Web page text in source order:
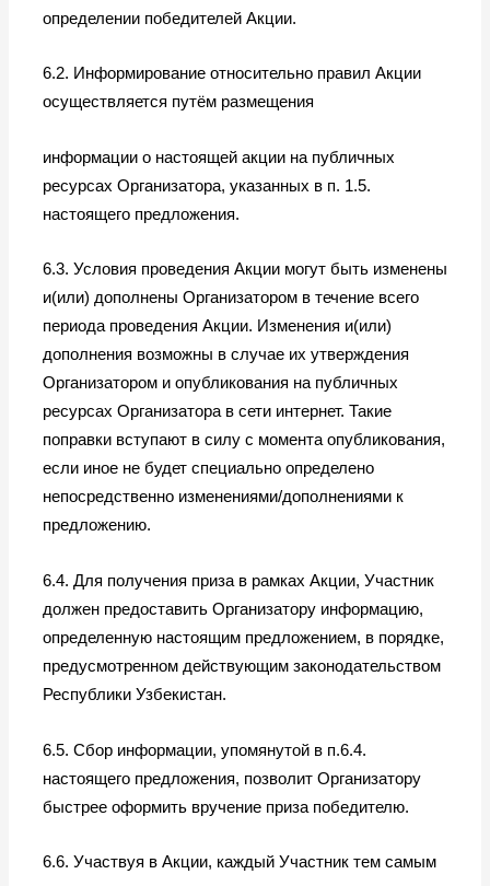
определении победителей Акции.
6.2. Информирование относительно правил Акции
осуществляется путём размещения
информации о настоящей акции на публичных
ресурсах Организатора, указанных в п. 1.5.
настоящего предложения.
6.3. Условия проведения Акции могут быть изменены
и(или) дополнены Организатором в течение всего
периода проведения Акции. Изменения и(или)
дополнения возможны в случае их утверждения
Организатором и опубликования на публичных
ресурсах Организатора в сети интернет. Такие
поправки вступают в силу с момента опубликования,
если иное не будет специально определено
непосредственно изменениями/дополнениями к
предложению.
6.4. Для получения приза в рамках Акции, Участник
должен предоставить Организатору информацию,
определенную настоящим предложением, в порядке,
предусмотренном действующим законодательством
Республики Узбекистан.
6.5. Сбор информации, упомянутой в п.6.4.
настоящего предложения, позволит Организатору
быстрее оформить вручение приза победителю.
6.6. Участвуя в Акции, каждый Участник тем самым